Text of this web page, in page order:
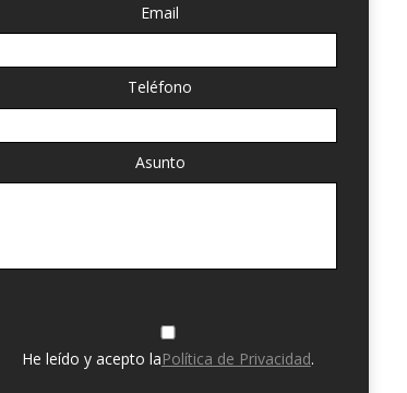
Email
Teléfono
Asunto
He leído y acepto laPolítica de Privacidad.